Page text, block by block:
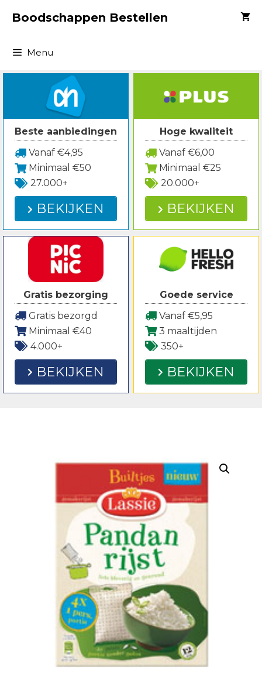
naarBoodschappen Bestellen
Menu
Beste aanbiedingen
Vanaf €4,95
Minimaal €50
27.000+
BEKIJKEN
Hoge kwaliteit
Vanaf €6,00
Minimaal €25
20.000+
BEKIJKEN
Gratis bezorging
Gratis bezorgd
Minimaal €40
4.000+
BEKIJKEN
Goede service
Vanaf €5,95
3 maaltijden
350+
BEKIJKEN